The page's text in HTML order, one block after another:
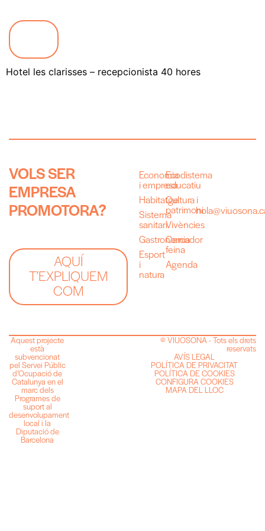
Hotel les clarisses – recepcionista 40 hores
VOLSSER
EMPRESA
PROMOTORA?
AQUÍ
T’EXPLIQUEM
COM
Economia
i empresa
Habitatge
Sistema
sanitari
Gastronomia
Esport
i
natura
Ecodistema
educatiu
Cultura i
patrimoni
Vivències
Cercador
feina
Agenda
Aquest projecte
està
subvencionat
pel Servei Públic
d’Ocupació de
Catalunya en el
marc dels
Programes de
suport al
desenvolupament
local i la
Diputació de
Barcelona
© VIUOSONA - Tots els drets
reservats
AVÍS LEGAL
POLÍTICA DE PRIVACITAT
POLÍTICA DE COOKIES
CONFIGURA COOKIES
MAPA DEL LLOC